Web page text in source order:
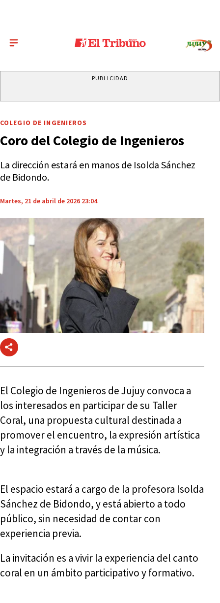
PUBLICIDAD
COLEGIO DE INGENIEROS
Coro del Colegio de Ingenieros
La dirección estará en manos de Isolda Sánchez
de Bidondo.
Martes, 21 de abril de 2026 23:04
El Colegio de Ingenieros de Jujuy convoca a
los interesados en participar de su Taller
Coral, una propuesta cultural destinada a
promover el encuentro, la expresión artística
y la integración a través de la música.
El espacio estará a cargo de la profesora Isolda
Sánchez de Bidondo, y está abierto a todo
público, sin necesidad de contar con
experiencia previa.
La invitación es a vivir la experiencia del canto
coral en un ámbito participativo y formativo.